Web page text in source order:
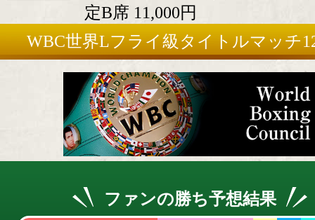
定B席 11,000円
WBC世界Lフライ級タイトルマッチ
ファンの勝ち予想結果